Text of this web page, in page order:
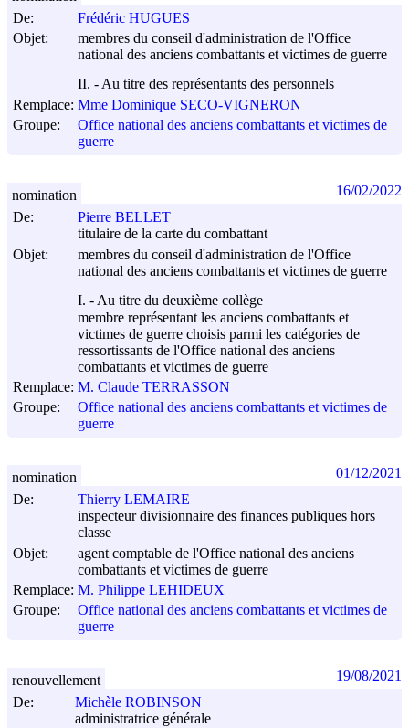
De:
Frédéric HUGUES
Objet:
membres du conseil d'administration de l'Office
national des anciens combattants et victimes de guerre
II. - Au titre des représentants des personnels
Remplace: Mme Dominique SECO-VIGNERON
Groupe:
Office national des anciens combattants et victimes de
guerre
De:
Pierre BELLET
titulaire de la carte du combattant
Objet:
membres du conseil d'administration de l'Office
national des anciens combattants et victimes de guerre
I. - Au titre du deuxième collège
membre représentant les anciens combattants et
victimes de guerre choisis parmi les catégories de
ressortissants de l'Office national des anciens
combattants et victimes de guerre
Remplace: M. Claude TERRASSON
Groupe:
Office national des anciens combattants et victimes de
guerre
nomination 16/02/2022
De:
Thierry LEMAIRE
inspecteur divisionnaire des finances publiques hors
classe
Objet:
agent comptable de l'Office national des anciens
combattants et victimes de guerre
Remplace: M. Philippe LEHIDEUX
Groupe:
Office national des anciens combattants et victimes de
guerre
nomination 01/12/2021
De:
Michèle ROBINSON
administratrice générale
renouvellement 19/08/2021